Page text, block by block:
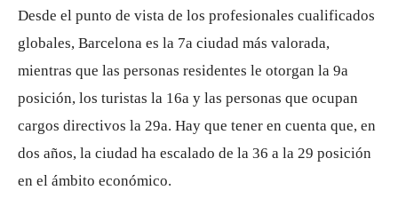
Desde el punto de vista de los profesionales cualificados
globales, Barcelona es la 7a ciudad más valorada,
mientras que las personas residentes le otorgan la 9a
posición, los turistas la 16a y las personas que ocupan
cargos directivos la 29a. Hay que tener en cuenta que, en
dos años, la ciudad ha escalado de la 36 a la 29 posición
en el ámbito económico.